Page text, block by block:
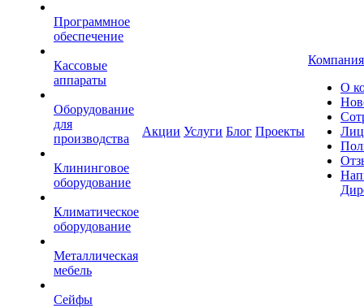
Программное
обеспечение
Кассовые
аппараты
Оборудование
для
производства
Клининговое
оборудование
Климатическое
оборудование
Металлическая
мебель
Сейфы
Акции Услуги Блог Проекты
Компания
О